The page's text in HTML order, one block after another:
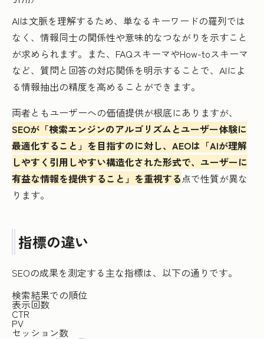
AIは文脈を理解するため、単なるキーワードの羅列では
なく、情報同士の関係性や意味的なつながりを示すこと
が求められます。また、FAQスキーマやHow-toスキーマ
など、質問と回答の対応関係を明示することで、AIによ
る情報抽出の精度を高めることができます。
両者ともユーザーへの価値提供が根底にありますが、
SEOが「検索エンジンのアルゴリズムとユーザー体験に
最適化すること」を目指すのに対し、AEOは「AIが理解
しやすく引用しやすい構造化された形式で、ユーザーに
有益な情報を提供すること」を重視する点で性質が異な
ります。
指標の違い
SEOの成果を測定する主な指標は、以下の通りです。
検索結果での順位
表示回数
CTR
PV
セッション数